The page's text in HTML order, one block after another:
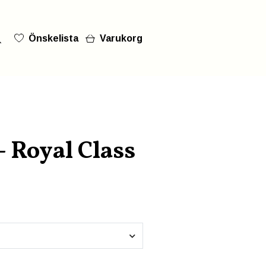
Önskelista Varukorg
Royal Class